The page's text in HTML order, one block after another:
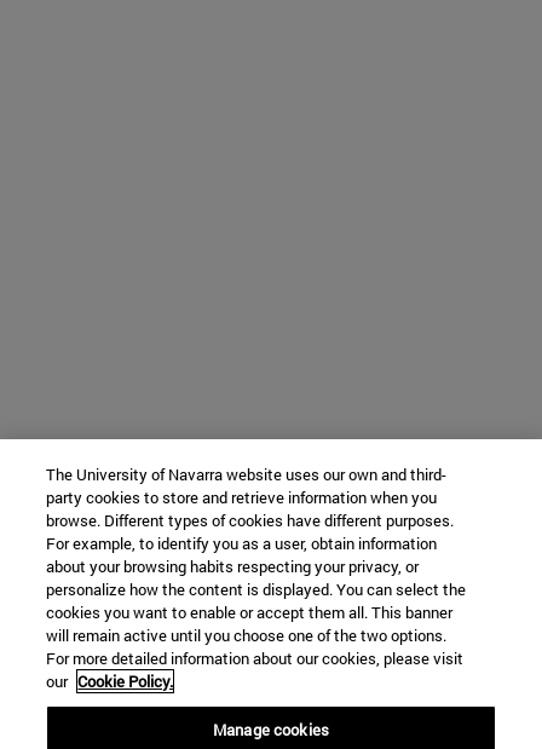
The University of Navarra website uses our own and third-
party cookies to store and retrieve information when you
browse. Different types of cookies have different purposes.
For example, to identify you as a user, obtain information
about your browsing habits respecting your privacy, or
personalize how the content is displayed. You can select the
cookies you want to enable or accept them all. This banner
will remain active until you choose one of the two options.
For more detailed information about our cookies, please visit
our Cookie Policy.
Manage cookies